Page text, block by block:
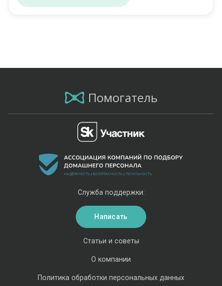
Помогатель
Статьи и советы
О компании
Политика обработки персональных данных
Служба поддержки:
Написать